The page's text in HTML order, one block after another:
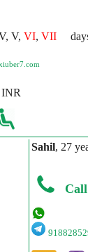
V, VI, VII
INR
Sahil, 27
Call